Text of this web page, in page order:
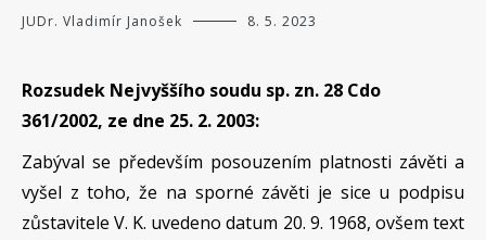
JUDr. Vladimír Janošek 8. 5. 2023
Rozsudek Nejvyššího soudu sp. zn. 28 Cdo
361/2002, ze dne 25. 2. 2003:
Zabýval se především posouzením platnosti závěti a
vyšel z toho, že na sporné závěti je sice u podpisu
zůstavitele V. K. uvedeno datum 20. 9. 1968, ovšem text